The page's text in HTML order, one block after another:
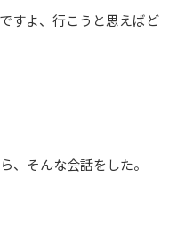
すよ、行こうと思えばど
、そんな会話をした。